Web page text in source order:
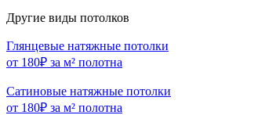
Другие виды потолков
Глянцевые натяжные потолки
от 180₽ за м² полотна
Сатиновые натяжные потолки
от 180₽ за м² полотна